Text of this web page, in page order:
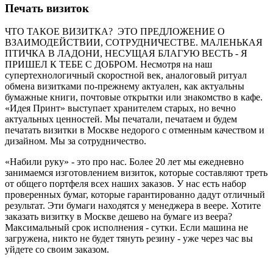
Печать визиток
ЧТО ТАКОЕ ВИЗИТКА? ЭТО ПРЕДЛОЖЕНИЕ О
ВЗАИМОДЕЙСТВИИ, СОТРУДНИЧЕСТВЕ. МАЛЕНЬКАЯ
ПТИЧКА В ЛАДОНИ, НЕСУЩАЯ БЛАГУЮ ВЕСТЬ - Я
ПРИШЕЛ К ТЕБЕ С ДОБРОМ. Несмотря на наш
супертехнологичный скоростной век, аналоговый ритуал
обмена визитками по-прежнему актуален, как актуальны
бумажные книги, почтовые открытки или знакомство в кафе.
«Идея Принт» выступает хранителем старых, но вечно
актуальных ценностей. Мы печатали, печатаем и будем
печатать визитки в Москве недорого с отменным качеством и
дизайном. Мы за сотрудничество.
«Набили руку» - это про нас. Более 20 лет мы ежедневно
занимаемся изготовлением визиток, которые составляют треть
от общего портфеля всех наших заказов. У нас есть набор
проверенных бумаг, которые гарантированно дадут отличный
результат. Эти бумаги находятся у менеджера в веере. Хотите
заказать визитку в Москве дешево на бумаге из веера?
Максимальный срок исполнения - сутки. Если машина не
загружена, никто не будет тянуть резину - уже через час вы
уйдете со своим заказом.